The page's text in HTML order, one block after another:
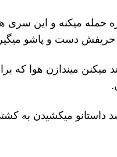
حمله میکنه و این سری
دست و پاشو
میندازن هوا که
داستانو میکشیدن به